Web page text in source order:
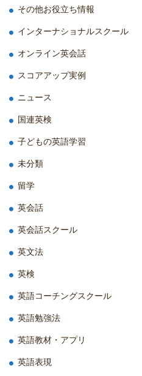
その他お役立ち情報
インターナショナルスクール
オンライン英会話
スコアアップ実例
ニュース
国連英検
子どもの英語学習
未分類
留学
英会話
英会話スクール
英文法
英検
英語コーチングスクール
英語勉強法
英語教材・アプリ
英語表現